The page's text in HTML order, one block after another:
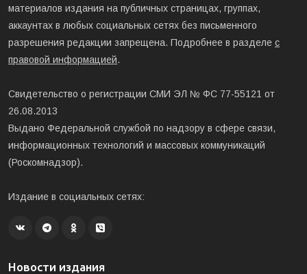
материалов издания на публичных страницах, группах,
аккаунтах в любых социальных сетях без письменного
разрешения редакции запрещена. Подробнее в разделе с
правовой информацией.
Свидетельство о регистрации СМИ ЭЛ № ФС 77-55121 от
26.08.2013
Выдано Федеральной службой по надзору в сфере связи,
информационных технологий и массовых коммуникаций
(Роскомнадзор).
Издание в социальных сетях:
Новости издания